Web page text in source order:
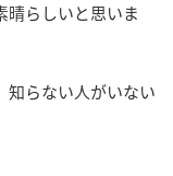
晴らしいと思いま
知らない人がいない